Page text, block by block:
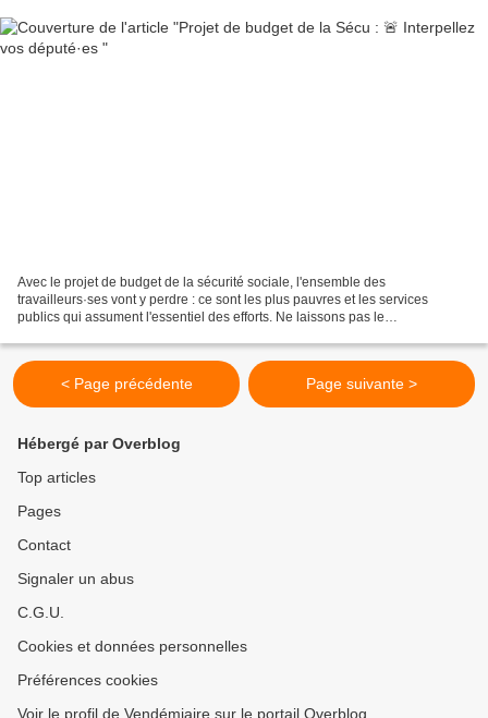
Avec le projet de budget de la sécurité sociale, l'ensemble des
travailleurs·ses vont y perdre : ce sont les plus pauvres et les services
publics qui assument l'essentiel des efforts. Ne laissons pas le
< Page précédente Page suivante >
Hébergé par Overblog
Top articles
Pages
Contact
Signaler un abus
C.G.U.
Cookies et données personnelles
Préférences cookies
Voir le profil de Vendémiaire sur le portail Overblog